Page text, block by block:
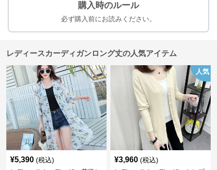
購入時のルール
必ず購入前にお読みください。
レディースカーディガンロング丈の人気アイテム
¥5,390 (税込)
人気
¥3,960 (税込)